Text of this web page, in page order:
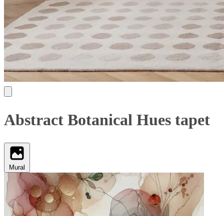
Abstract Botanical Hues tapet
Mural